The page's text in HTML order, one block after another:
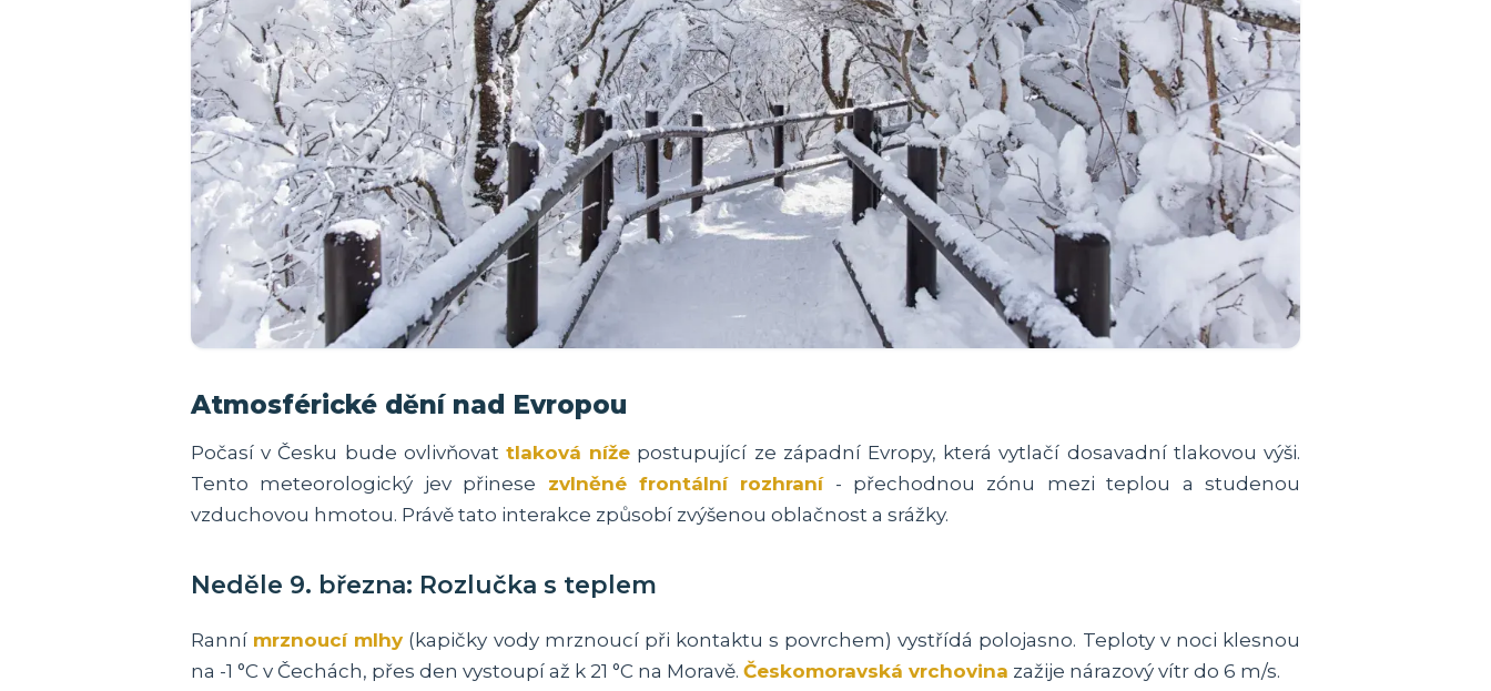
Atmosférické dění nad Evropou
Počasí v Česku bude ovlivňovat tlaková níže postupující ze západní Evropy, která vytlačí dosavadní tlakovou výši.
Tento meteorologický jev přinese zvlněné frontální rozhraní- přechodnou zónu mezi teplou a studenou
vzduchovou hmotou. Právě tato interakce způsobí zvýšenou oblačnost a srážky.
Neděle 9. března: Rozlučka s teplem
Ranní mrznoucí mlhy (kapičky vody mrznoucí při kontaktu s povrchem) vystřídá polojasno. Teploty v noci klesnou
na -1 °C v Čechách, přes den vystoupí až k 21 °C na Moravě. Českomoravská vrchovina zažije nárazový vítr do 6 m/s.